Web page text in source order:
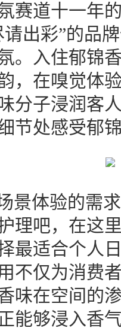
赛道十一年
出彩”的品
。入住郁锦
，在嗅觉体
分子浸润客
节处感受郁
景体验的需
理吧，在这
最适合个人
不仅为消费
味在空间的
能够浸入香